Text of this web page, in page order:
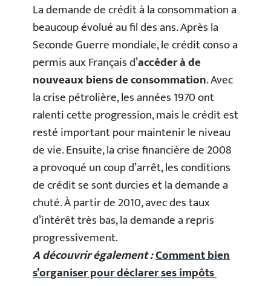
La demande de crédit à la consommation a
beaucoup évolué au fil des ans. Après la
Seconde Guerre mondiale, le crédit conso a
permis aux Français d’accéder à de
nouveaux biens de consommation. Avec
la crise pétrolière, les années 1970 ont
ralenti cette progression, mais le crédit est
resté important pour maintenir le niveau
de vie. Ensuite, la crise financière de 2008
a provoqué un coup d’arrêt, les conditions
de crédit se sont durcies et la demande a
chuté. À partir de 2010, avec des taux
d’intérêt très bas, la demande a repris
progressivement.
A découvrir également :Comment bien
s’organiser pour déclarer ses impôts